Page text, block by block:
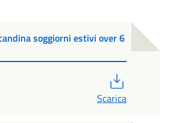
soggiorni estivi over 6
Scarica